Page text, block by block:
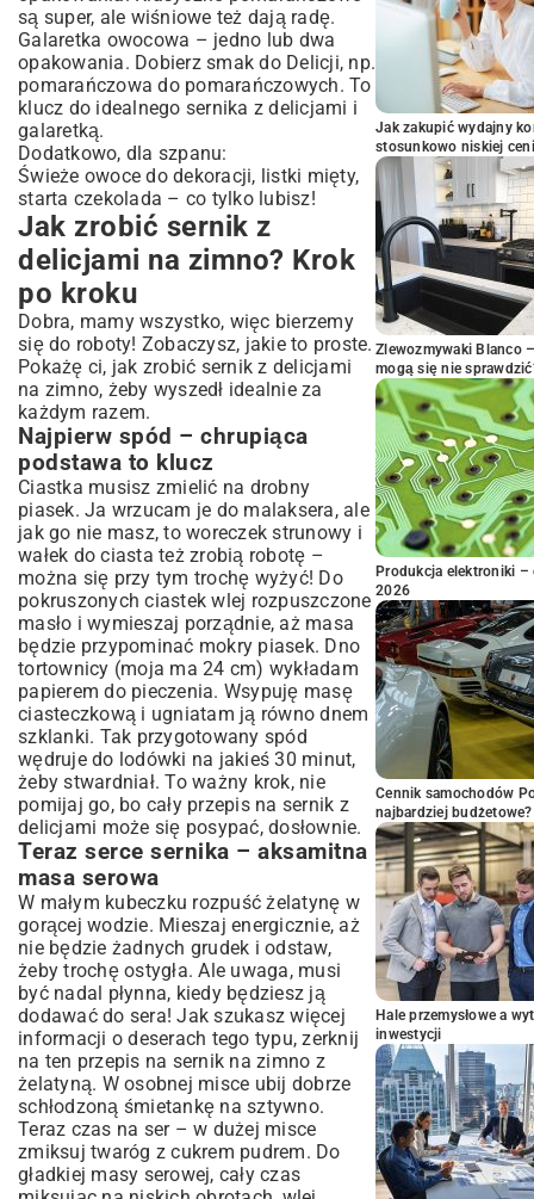
są super, ale wiśniowe też dają radę.
Galaretka owocowa – jedno lub dwa
opakowania. Dobierz smak do Delicji, np.
pomarańczowa do pomarańczowych. To
klucz do idealnego sernika z delicjami i
galaretką.
Dodatkowo, dla szpanu:
Świeże owoce do dekoracji, listki mięty,
starta czekolada – co tylko lubisz!
Jak zrobić sernik z
delicjami na zimno? Krok
po kroku
Dobra, mamy wszystko, więc bierzemy
się do roboty! Zobaczysz, jakie to proste.
Pokażę ci, jak zrobić sernik z delicjami
na zimno, żeby wyszedł idealnie za
każdym razem.
Najpierw spód – chrupiąca
podstawa to klucz
Ciastka musisz zmielić na drobny
piasek. Ja wrzucam je do malaksera, ale
jak go nie masz, to woreczek strunowy i
wałek do ciasta też zrobią robotę –
można się przy tym trochę wyżyć! Do
pokruszonych ciastek wlej rozpuszczone
masło i wymieszaj porządnie, aż masa
będzie przypominać mokry piasek. Dno
tortownicy (moja ma 24 cm) wykładam
papierem do pieczenia. Wsypuję masę
ciasteczkową i ugniatam ją równo dnem
szklanki. Tak przygotowany spód
wędruje do lodówki na jakieś 30 minut,
żeby stwardniał. To ważny krok, nie
pomijaj go, bo cały przepis na sernik z
delicjami może się posypać, dosłownie.
Teraz serce sernika – aksamitna
masa serowa
W małym kubeczku rozpuść żelatynę w
gorącej wodzie. Mieszaj energicznie, aż
nie będzie żadnych grudek i odstaw,
żeby trochę ostygła. Ale uwaga, musi
być nadal płynna, kiedy będziesz ją
dodawać do sera! Jak szukasz więcej
informacji o deserach tego typu, zerknij
na ten przepis na sernik na zimno z
żelatyną. W osobnej misce ubij dobrze
schłodzoną śmietankę na sztywno.
Teraz czas na ser – w dużej misce
zmiksuj twaróg z cukrem pudrem. Do
gładkiej masy serowej, cały czas
Jak zakupić wydajny
stosunkowo niskiej
Zlewozmywaki Blanco
mogą się nie
Produkcja elektroniki –
2026
Cennik samochodów
najbardziej budżetowe?
Hale przemysłowe a
inwestycji